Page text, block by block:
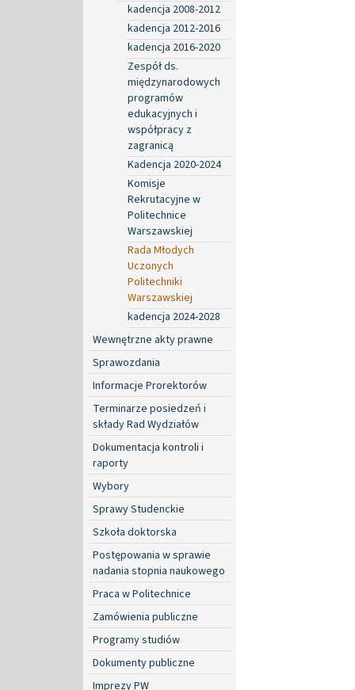
kadencja 2008-2012
kadencja 2012-2016
kadencja 2016-2020
Zespół ds.
międzynarodowych
programów
edukacyjnych i
współpracy z
zagranicą
Kadencja 2020-2024
Komisje
Rekrutacyjne w
Politechnice
Warszawskiej
Rada Młodych
Uczonych
Politechniki
Warszawskiej
kadencja 2024-2028
Wewnętrzne akty prawne
Sprawozdania
Informacje Prorektorów
Terminarze posiedzeń i
składy Rad Wydziałów
Dokumentacja kontroli i
raporty
Wybory
Sprawy Studenckie
Szkoła doktorska
Postępowania w sprawie
nadania stopnia naukowego
Praca w Politechnice
Zamówienia publiczne
Programy studiów
Dokumenty publiczne
Imprezy PW